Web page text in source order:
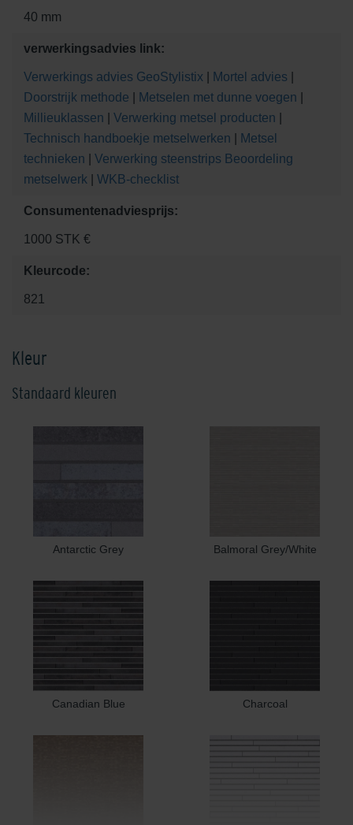
40 mm
verwerkingsadvies link:
Verwerkings advies GeoStylistix Mortel advies
Doorstrijk methode
Metselen met dunne voegen
Millieuklassen
Verwerking metsel producten
Technisch handboekje metselwerken
Metsel
technieken
Verwerking steenstrips Beoordeling
metselwerk
WKB-checklist
Consumentenadviesprijs:
1000 STK €
Kleurcode:
821
Kleur
Standaard kleuren
Antarctic Grey Balmoral Grey/White
Canadian Blue Charcoal